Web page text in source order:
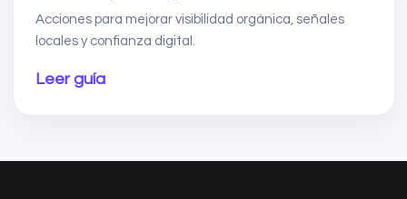
Acciones para mejorar visibilidad orgánica, señales
locales y confianza digital.
Leer guía